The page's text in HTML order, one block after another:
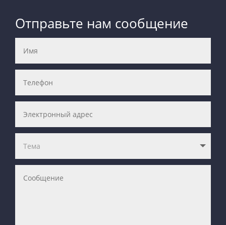
Отправьте нам сообщение